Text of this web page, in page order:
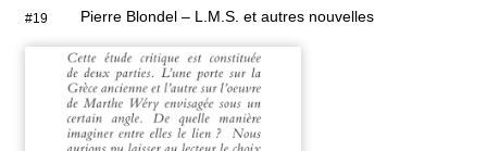
#19 Pierre Blondel – L.M.S. et autres nouvelles